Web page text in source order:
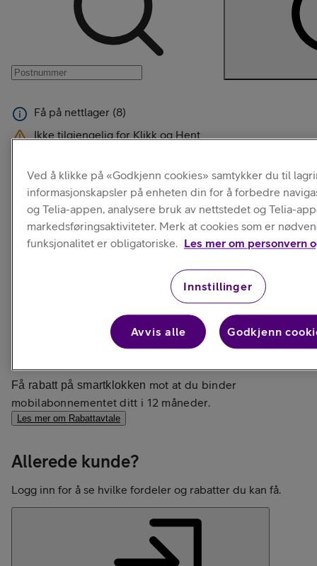
Få på nettlager (8)
Ikke tilgjengelig for Klikk og Hent
Betalingsmåte
Rabattavtale Delbetaling Kun klokke
medTelia X Max Pluss
Få rabatt på smartklokken mot at du binder
mobilabonnementet ditt i 12 måneder.
Les mer om Rabattavtale
Allerede kunde?
Logg inn for å se hvilke fordeler og rabatter du kan få.
Ved å klikke på «Godkjenn cookies» samtykker du til
informasjonskapsler på enheten din for å forbedre
og Telia-appen, analysere bruk av nettstedet og Telia-
markedsføringsaktiviteter. Merk at cookies som er
funksjonalitet er obligatoriske. Les mer om personvern
Innstillinger
Avvis alle Godkjenn